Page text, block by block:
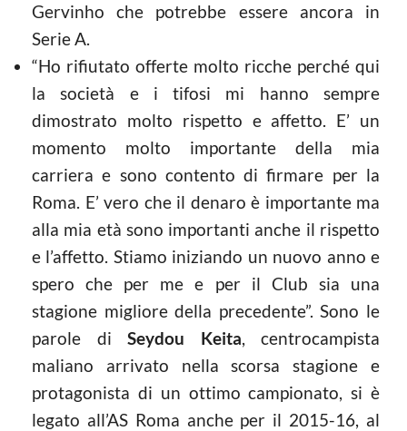
Gervinho che potrebbe essere ancora in
Serie A.
“Ho rifiutato offerte molto ricche perché qui
la società e i tifosi mi hanno sempre
dimostrato molto rispetto e affetto. E’ un
momento molto importante della mia
carriera e sono contento di firmare per la
Roma. E’ vero che il denaro è importante ma
alla mia età sono importanti anche il rispetto
e l’affetto. Stiamo iniziando un nuovo anno e
spero che per me e per il Club sia una
stagione migliore della precedente”. Sono le
parole di Seydou Keita, centrocampista
maliano arrivato nella scorsa stagione e
protagonista di un ottimo campionato, si è
legato all’AS Roma anche per il 2015-16, al